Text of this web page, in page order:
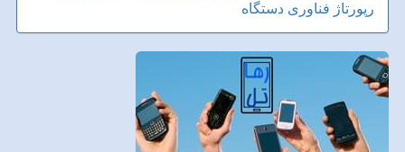
رپورتاژ فناوری دستگاه